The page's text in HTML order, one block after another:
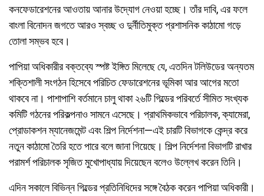
কনফেডারেশনের আওতায় আনার উদ্যোগ নেওয়া হচ্ছে। তাঁর দাবি, এর ফলে
বাংলা বিনোদন জগতে আরও স্বচ্ছ ও দুর্নীতিমুক্ত প্রশাসনিক কাঠামো গড়ে
তোলা সম্ভব হবে।
পাপিয়া অধিকারীর বক্তব্যে স্পষ্ট ইঙ্গিত মিলেছে যে, এতদিন টলিউডের অন্যতম
শক্তিশালী সংগঠন হিসেবে পরিচিত ফেডারেশনের ভূমিকা আর আগের মতো
থাকবে না। পাশাপাশি বর্তমানে চালু থাকা ২৬টি গিল্ডের পরিবর্তে সীমিত সংখ্যক
কমিটি গঠনের পরিকল্পনাও সামনে এসেছে। প্রাথমিকভাবে পরিচালক, ক্যামেরা,
প্রোডাকশন ম্যানেজমেন্ট এবং শিল্প নির্দেশনা—এই চারটি বিভাগকে কেন্দ্র করে
নতুন কাঠামো তৈরি হতে পারে বলে জানা গিয়েছে। শিল্প নির্দেশনা বিভাগটি রাখার
পরামর্শ পরিচালক সৃজিত মুখোপাধ্যায় দিয়েছেন বলেও উল্লেখ করেন তিনি।
এদিন সকালে বিভিন্ন গিল্ডের প্রতিনিধিদের সঙ্গে বৈঠক করেন পাপিয়া অধিকারী।